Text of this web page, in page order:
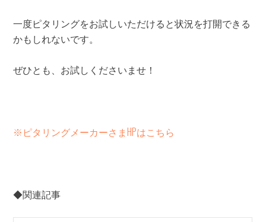
一度ピタリングをお試しいただけると状況を打開できる
かもしれないです。
ぜひとも、お試しくださいませ！
※ピタリングメーカーさまHPはこちら
◆関連記事